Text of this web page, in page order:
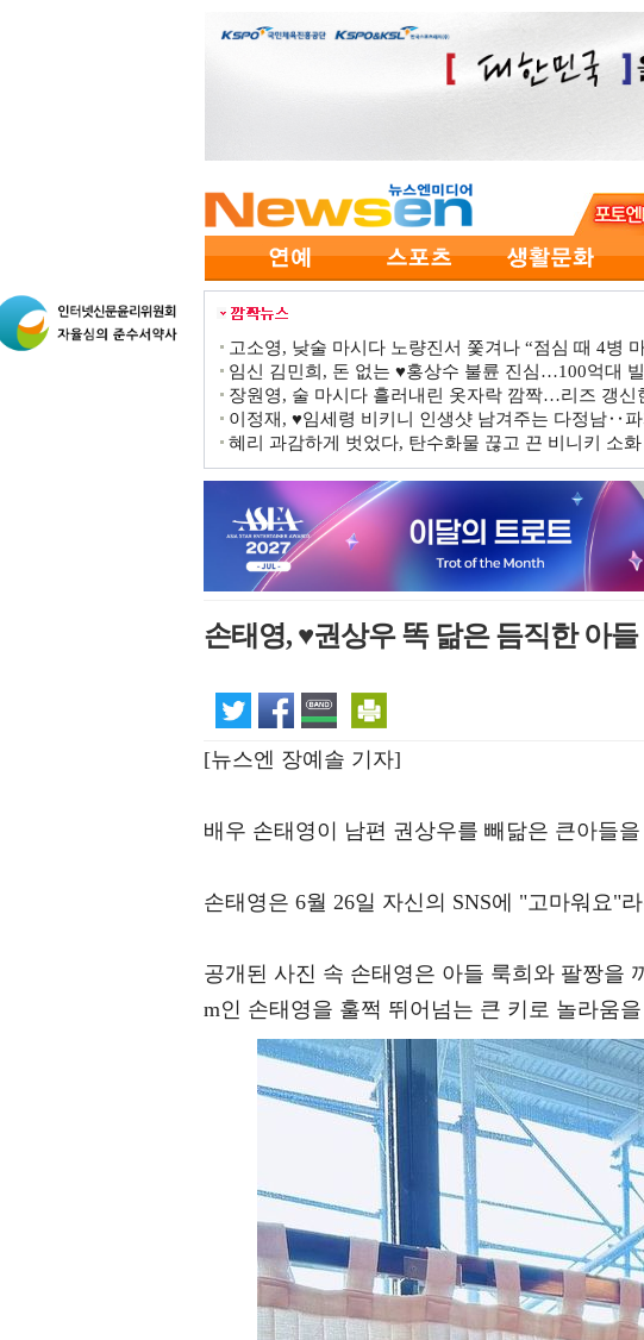
고소영, 낮술 마시다 노량진서 쫓겨나 “점심 때 4병
임신 김민희, 돈 없는 ♥홍상수 불륜 진심…100억대
장원영, 술 마시다 흘러내린 옷자락 깜짝…리즈 갱신
이정재, ♥임세령 비키니 인생샷 남겨주는 다정남‥
혜리 과감하게 벗었다, 탄수화물 끊고 끈 비니키 소화
손태영, ♥권상우 똑 닮은 듬직한 아
[뉴스엔 장예솔 기자]
배우 손태영이 남편 권상우를 빼닮은 큰아들
손태영은 6월 26일 자신의 SNS에 "고마워요"
공개된 사진 속 손태영은 아들 룩희와 팔짱을
m인 손태영을 훌쩍 뛰어넘는 큰 키로 놀라움